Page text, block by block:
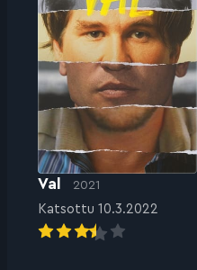
Val 2021
Katsottu 10.3.2022